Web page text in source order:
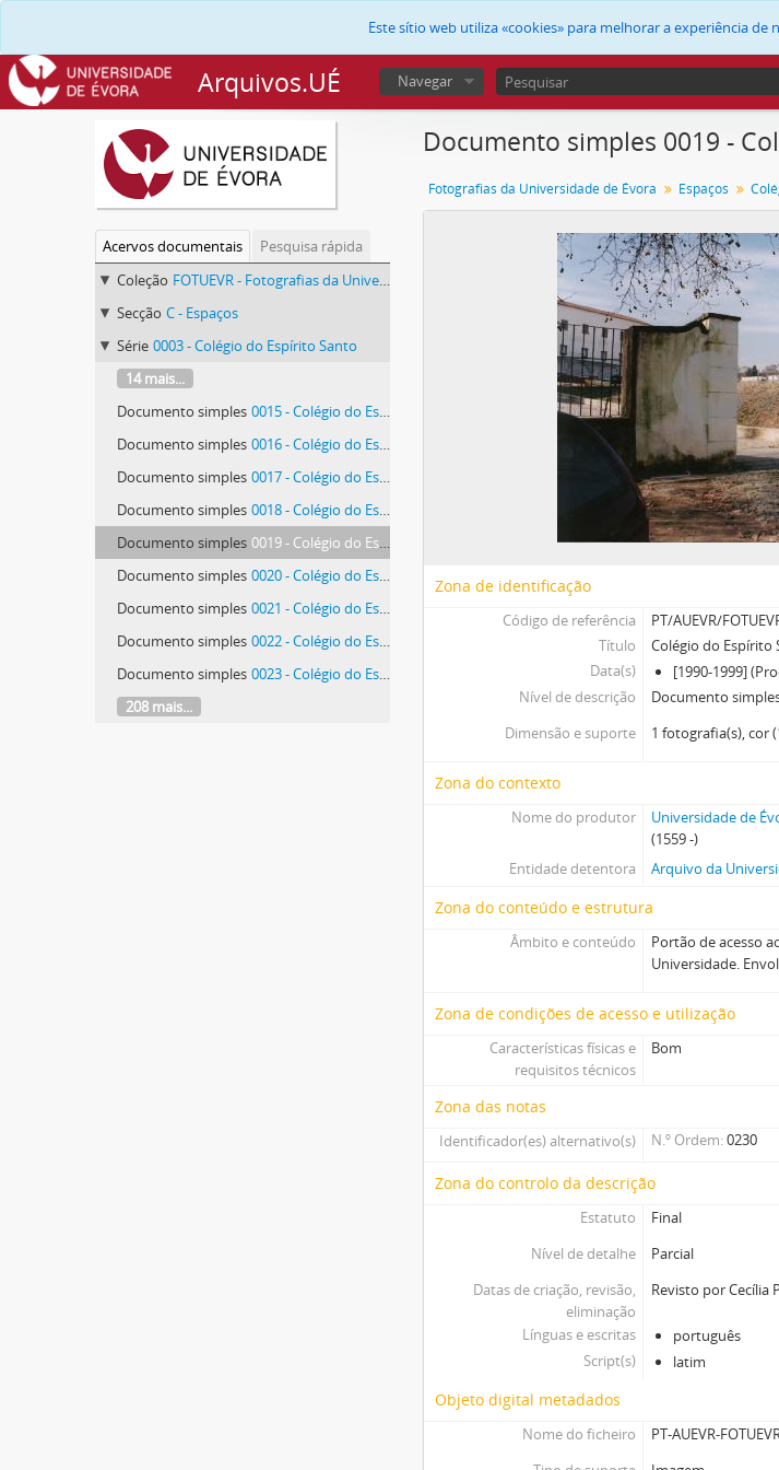
Este sítio web utiliza «cookies» para melhorar a experiência
Arquivos.UÉ Navegar
Acervos documentais
Pesquisa rápida
Coleção FOTUEVR - Fotografias da Universidade de Évora
Secção C - Espaços
Série 0003 - Colégio do Espírito Santo
14 mais...
Documento simples 0015 - Colégio do Espírito Santo, espaços exteriores
Documento simples 0016 - Colégio do Espírito Santo, espaços exteriores
Documento simples 0017 - Colégio do Espírito Santo, espaços exteriores
Documento simples 0018 - Colégio do Espírito Santo, espaços exteriores
Documento simples 0019 - Colégio do Espírito Santo, espaços exteriores
Documento simples 0020 - Colégio do Espírito Santo, espaços exteriores
Documento simples 0021 - Colégio do Espírito Santo, espaços exteriores
Documento simples 0022 - Colégio do Espírito Santo, espaços exteriores
Documento simples 0023 - Colégio do Espírito Santo, espaços exteriores
208 mais...
Documento simples 0019 -
Fotografias da Universidade de Évora Espaços
Zona de identificação
Código de referência
PT/AUEVR/
Título
Colégio do Espírito
Data(s)
[1990-1999]
Nível de descrição
Documento
Dimensão e suporte
1 fotografia(s), cor
Zona do contexto
Nome do produtor
Universidade de
(1559 -)
Entidade detentora
Arquivo da
Zona do conteúdo e estrutura
Âmbito e conteúdo
Portão de acesso
Universidade.
Zona de condições de acesso e utilização
Características físicas e
requisitos técnicos
Bom
Zona das notas
Identificador(es) alternativo(s) N.º Ordem 0230
Zona do controlo da descrição
Estatuto
Final
Nível de detalhe
Parcial
Datas de criação, revisão,
eliminação
Revisto por Cecília
Línguas e escritas
português
Script(s)
latim
Objeto digital metadados
Nome do ficheiro
PT-AUEVR-